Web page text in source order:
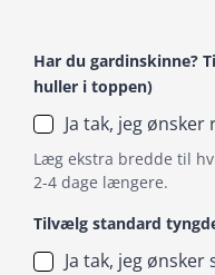
Har du gardinskinne?
huller i toppen)
Ja tak, jeg ønsker
Læg ekstra bredde til
2-4 dage længere.
Tilvælg standard
Ja tak, jeg